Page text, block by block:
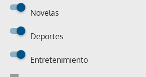
Novelas
Deportes
Entretenimiento